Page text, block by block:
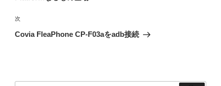
ゲ
ー
次
の
次
Covia FleaPhone CP-F03aをadb接続